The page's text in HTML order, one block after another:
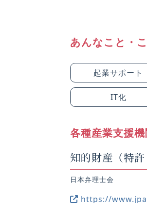
あんなこと・
起業サポート
IT化
各種産業支援
知的財産（特許
日本弁理士会
https://